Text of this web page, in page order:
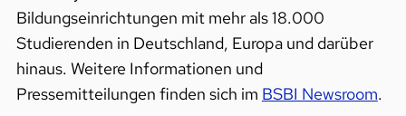
Bildungseinrichtungen mit mehr als 18.000
Studierenden in Deutschland, Europa und darüber
hinaus. Weitere Informationen und
Pressemitteilungen finden sich im BSBI Newsroom.